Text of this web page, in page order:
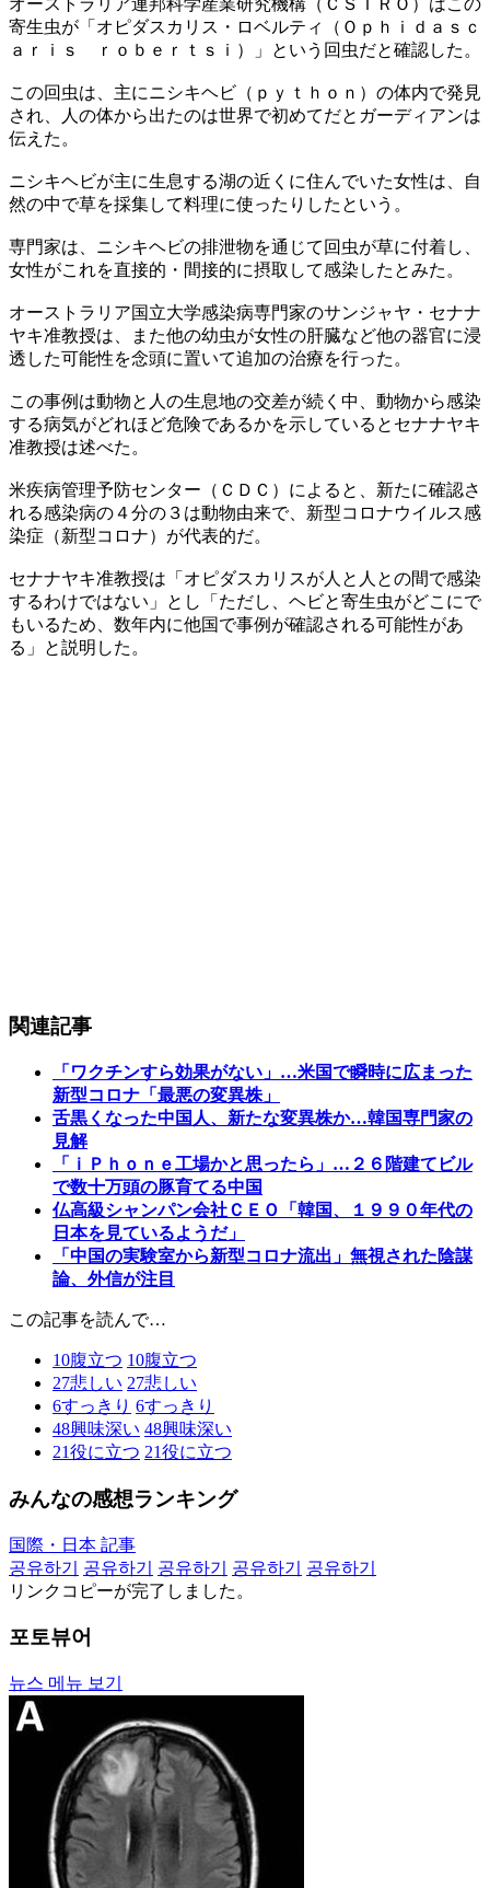
寄生虫が「オピダスカリス・ロベルティ（Ｏｐｈｉｄａｓｃ
ａｒｉｓ ｒｏｂｅｒｔｓｉ）」という回虫だと確認した。
この回虫は、主にニシキヘビ（ｐｙｔｈｏｎ）の体内で発見
され、人の体から出たのは世界で初めてだとガーディアンは
伝えた。
ニシキヘビが主に生息する湖の近くに住んでいた女性は、自
然の中で草を採集して料理に使ったりしたという。
専門家は、ニシキヘビの排泄物を通じて回虫が草に付着し、
女性がこれを直接的・間接的に摂取して感染したとみた。
オーストラリア国立大学感染病専門家のサンジャヤ・セナナ
ヤキ准教授は、また他の幼虫が女性の肝臓など他の器官に浸
透した可能性を念頭に置いて追加の治療を行った。
この事例は動物と人の生息地の交差が続く中、動物から感染
する病気がどれほど危険であるかを示しているとセナナヤキ
准教授は述べた。
米疾病管理予防センター（ＣＤＣ）によると、新たに確認さ
れる感染病の４分の３は動物由来で、新型コロナウイルス感
染症（新型コロナ）が代表的だ。
セナナヤキ准教授は「オピダスカリスが人と人との間で感染
するわけではない」とし「ただし、ヘビと寄生虫がどこにで
もいるため、数年内に他国で事例が確認される可能性があ
る」と説明した。
関連記事
「ワクチンすら効果がない」…米国で瞬時に広まった
新型コロナ「最悪の変異株」
舌黒くなった中国人、新たな変異株か…韓国専門家の
見解
「ｉＰｈｏｎｅ工場かと思ったら」…２６階建てビル
で数十万頭の豚育てる中国
仏高級シャンパン会社ＣＥＯ「韓国、１９９０年代の
日本を見ているようだ」
「中国の実験室から新型コロナ流出」無視された陰謀
論、外信が注目
この記事を読んで…
10腹立つ 10腹立つ
27悲しい 27悲しい
6すっきり 6すっきり
48興味深い 48興味深い
21役に立つ 21役に立つ
みんなの感想ランキング
国際・日本 記事
공유하기
공유하기 공유하기 공유하기
공유하기
リンクコピーが完了しました。
포토뷰어
뉴스 메뉴 보기